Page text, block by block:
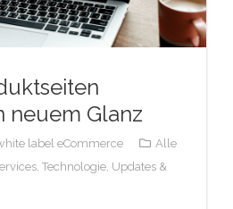
neuem Glanz
label eCommerce
Alle
Technologie, Updates &